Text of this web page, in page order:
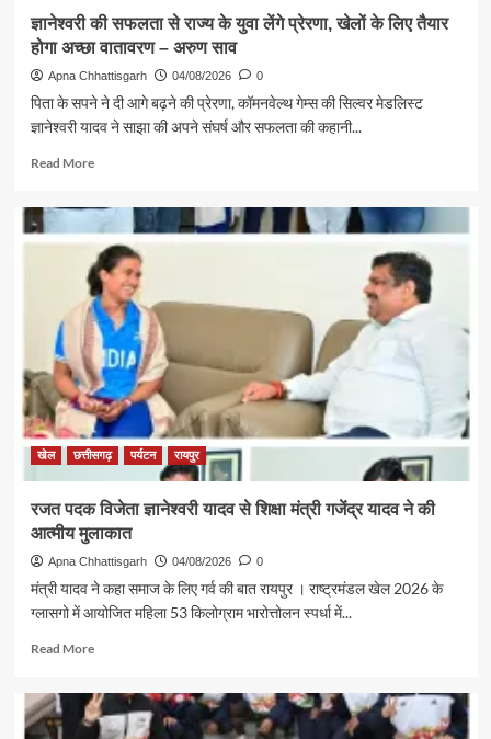
उत्कर्ष
मिशन
के
100
करोड़
ज्ञानेश्वरी की सफलता से राज्य के युवा लेंगे प्रेरणा, खेलों के लिए तैयार
होगा अच्छा वातावरण – अरुण साव
Apna Chhattisgarh 04/08/2026 0
पिता के सपने ने दी आगे बढ़ने की प्रेरणा, कॉमनवेल्थ गेम्स की सिल्वर मेडलिस्ट
ज्ञानेश्वरी यादव ने साझा की अपने संघर्ष और सफलता की कहानी...
Read MoreRead
ज्ञानेश्वरी
की
सफलता
से
राज्य
के
युवा
लेंगे
प्रेरणा,
खेलों
के
लिए
अच्छा
वातावरण
–
साव
खेल छत्तीसगढ़ पर्यटन रायपुर
रजत पदक विजेता ज्ञानेश्वरी यादव से शिक्षा मंत्री गजेंद्र यादव ने की
आत्मीय मुलाकात
Apna Chhattisgarh 04/08/2026 0
मंत्री यादव ने कहा समाज के लिए गर्व की बात रायपुर । राष्ट्रमंडल खेल 2026 के
ग्लासगो में आयोजित महिला 53 किलोग्राम भारोत्तोलन स्पर्धा में...
Read MoreRead
रजत
पदक